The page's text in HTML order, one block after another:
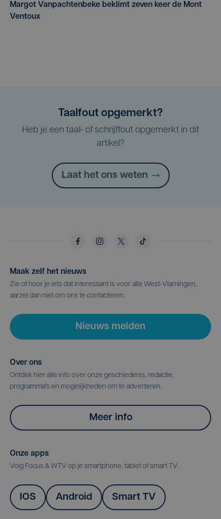
Margot Vanpachtenbeke beklimt zeven keer de Mont
Ventoux
Taalfout opgemerkt?
Heb je een taal- of schrijffout opgemerkt in dit
artikel?
Laat het ons weten
Maak zelf het nieuws
Zie of hoor je iets dat interessant is voor alle West-Vlamingen,
aarzel dan niet om ons te contacteren.
Nieuws melden
Over ons
Ontdek hier alle info over onze geschiedenis, redactie,
programma's en mogelijkheden om te adverteren.
Meer info
Onze apps
Volg Focus & WTV op je smartphone, tablet of smart TV.
IOS Android Smart TV